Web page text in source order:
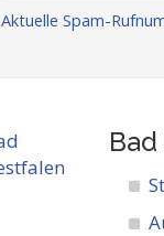
Aktuelle Spam-